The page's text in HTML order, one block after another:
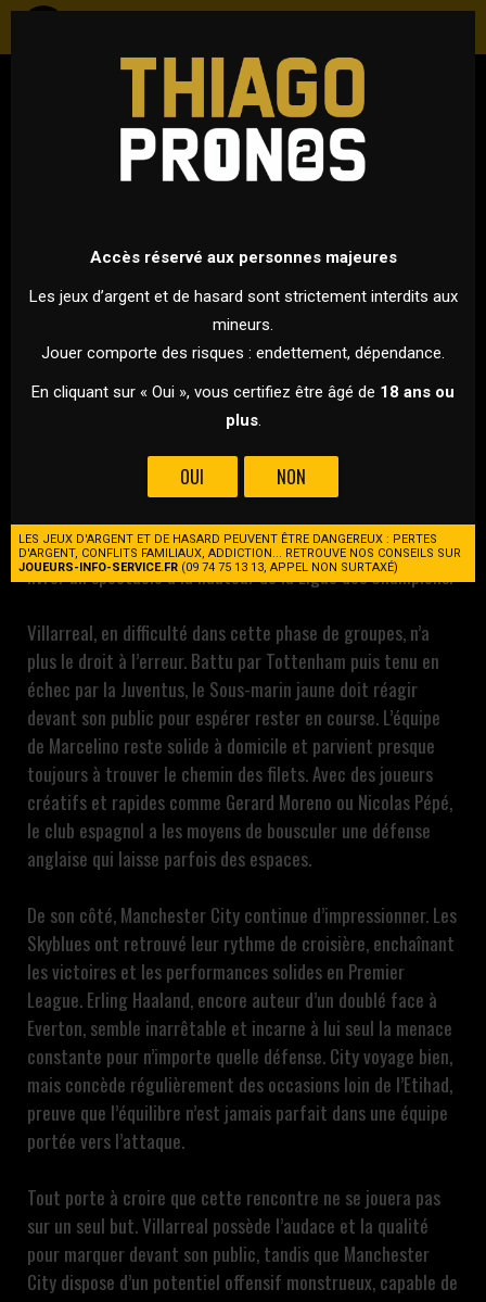
FOOTBALL
LIGUE DES CHAMPIONS 2026 - PHASES DE LIGUE
21 OCTOBRE 2025 À 21H00
VS
POUR CETTE 3ÈME JOURNÉE DE LA PHASE DE LIGUE DE LA LIGUE
DES CHAMPIONS, VILLAREAL ACCUEILLE MANCHESTER CITY À
L’Estadio de la Ceramica s’apprête à vibrer pour un choc
prometteur entre Villarreal et Manchester City. Deux
formations aux philosophies offensives assumées, prêtes à
livrer un spectacle à la hauteur de la Ligue des Champions.
Villarreal, en difficulté dans cette phase de groupes, n’a
plus le droit à l’erreur. Battu par Tottenham puis tenu en
échec par la Juventus, le Sous-marin jaune doit réagir
devant son public pour espérer rester en course. L’équipe
de Marcelino reste solide à domicile et parvient presque
toujours à trouver le chemin des filets. Avec des joueurs
créatifs et rapides comme Gerard Moreno ou Nicolas Pépé,
le club espagnol a les moyens de bousculer une défense
anglaise qui laisse parfois des espaces.
De son côté, Manchester City continue d’impressionner. Les
Skyblues ont retrouvé leur rythme de croisière, enchaînant
les victoires et les performances solides en Premier
League. Erling Haaland, encore auteur d’un doublé face à
Everton, semble inarrêtable et incarne à lui seul la menace
constante pour n’importe quelle défense. City voyage bien,
mais concède régulièrement des occasions loin de l’Etihad,
preuve que l’équilibre n’est jamais parfait dans une équipe
portée vers l’attaque.
Tout porte à croire que cette rencontre ne se jouera pas
sur un seul but. Villarreal possède l’audace et la qualité
pour marquer devant son public, tandis que Manchester
City dispose d’un potentiel offensif monstrueux, capable de
Accès réservé aux personnes majeures
Les jeux d’argent et de hasard sont strictement interdits aux
mineurs.
Jouer comporte des risques : endettement, dépendance.
En cliquant sur « Oui », vous certifiez être âgé de 18 ans ou
plus.
OUI NON
LES JEUX D'ARGENT ET DE HASARD PEUVENT ÊTRE DANGEREUX : PERTES
D'ARGENT, CONFLITS FAMILIAUX, ADDICTION... RETROUVE NOS CONSEILS SUR
JOUEURS-INFO-SERVICE.FR (09 74 75 13 13, APPEL NON SURTAXÉ)